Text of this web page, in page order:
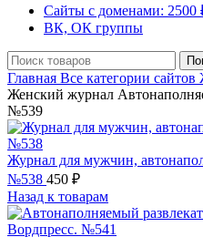
Сайты с доменами: 2500
ВК, ОК группы
Главная Все категории сайтов
Женский журнал
№539
Журнал для мужчин,
№538 450 ₽
Назад к товарам